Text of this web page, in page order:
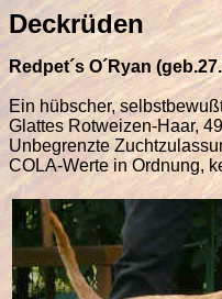
Deckrüden
Redpet´s O´Ryan
Ein hübscher,
Glattes Rotweizen-Haar,
Unbegrenzte
COLA-Werte in Ordnung,